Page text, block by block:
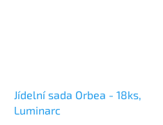
Jídelní sada Orbea - 18ks,
Luminarc